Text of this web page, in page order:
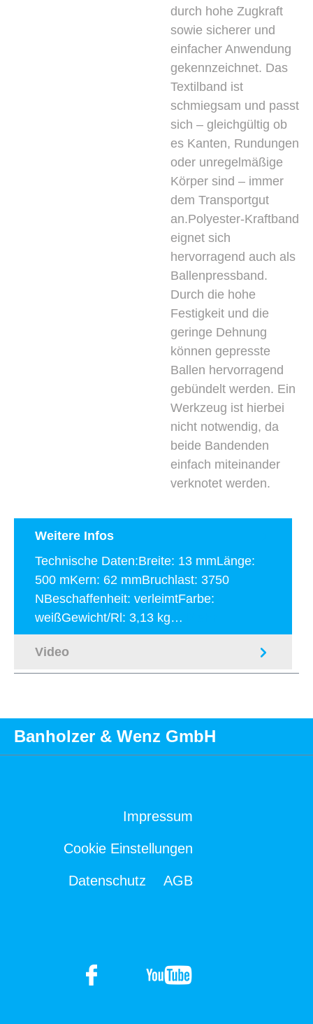
durch hohe Zugkraft
sowie sicherer und
einfacher Anwendung
gekennzeichnet. Das
Textilband ist
schmiegsam und passt
sich – gleichgültig ob
es Kanten, Rundungen
oder unregelmäßige
Körper sind – immer
dem Transportgut
an.Polyester-Kraftband
eignet sich
hervorragend auch als
Ballenpressband.
Durch die hohe
Festigkeit und die
geringe Dehnung
können gepresste
Ballen hervorragend
gebündelt werden. Ein
Werkzeug ist hierbei
nicht notwendig, da
beide Bandenden
einfach miteinander
verknotet werden.
Weitere Infos
Technische Daten:Breite: 13 mmLänge:
500 mKern: 62 mmBruchlast: 3750
NBeschaffenheit: verleimtFarbe:
weißGewicht/Rl: 3,13 kg…
Video
Banholzer & Wenz GmbH
Impressum
Cookie Einstellungen
Datenschutz AGB